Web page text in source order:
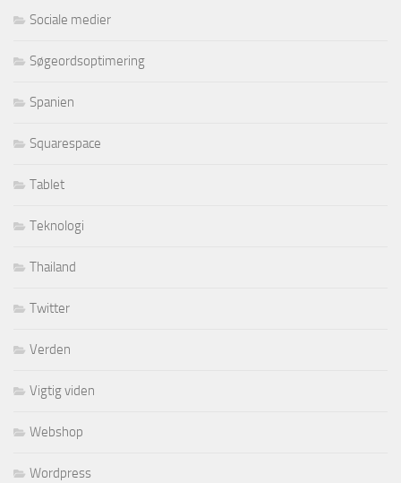
Sociale medier
Søgeordsoptimering
Spanien
Squarespace
Tablet
Teknologi
Thailand
Twitter
Verden
Vigtig viden
Webshop
Wordpress